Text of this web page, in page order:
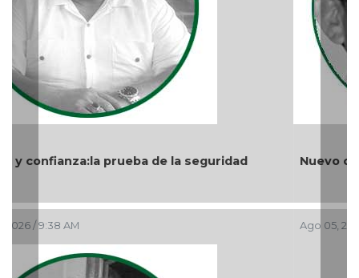
Nuevo ciclo en la UAT
Ago 05, 2026 / 9:04 PM